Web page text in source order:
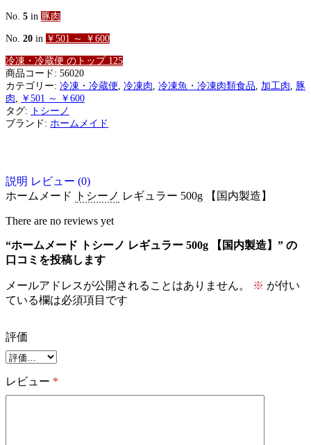
No. 5 in 豚肉
No. 20 in ￥501 ～ ￥600
冷凍・冷蔵便 のトップ 125
商品コード: 56020
カテゴリー: 冷凍・冷蔵便 冷凍肉 冷凍魚・冷凍肉類食品 加工肉
豚
肉
￥501 ～ ￥600
タグ:
トシーノ
ブランド: ホームメイド
説明 レビュー (0)
ホームメード
トシーノ レギュラー 500g 【国内製造】
There are no reviews yet
“ホームメード トシーノ レギュラー 500g 【国内製造】” の
口コミを投稿します
メールアドレスが公開されることはありません。 ※ が付い
ている欄は必須項目です
評価
レビュー *